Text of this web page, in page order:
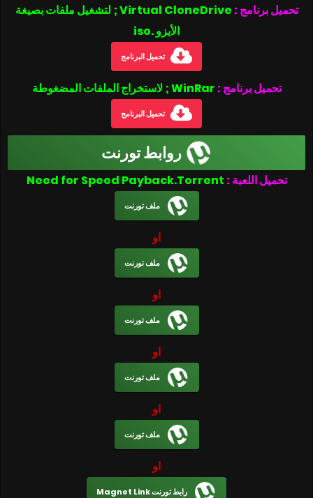
تحميل برنامج :
Virtual CloneDrive ; لتشغيل ملفات بصيغة
الأيزو .iso
تحميل البرنامج
تحميل برنامج : WinRar ; لاستخراج الملفات المضغوطة
تحميل البرنامج
روابط تورنت
تحميل اللعبة :
ملف تورنت
او
ملف تورنت
او
ملف تورنت
او
ملف تورنت
او
ملف تورنت
او
رابط تورنت Magnet Link